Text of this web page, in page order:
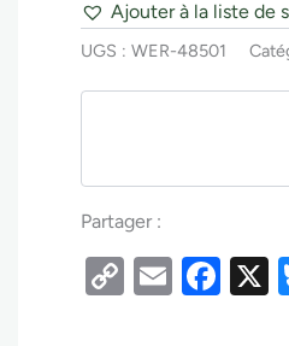
Ajouter à la liste de
UGS :WER-48501
Partager :
CopyEmail